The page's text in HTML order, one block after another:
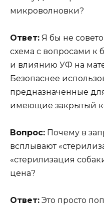
микроволновки?
Ответ: Я бы не
схема с вопросами к
и влиянию УФ на
Безопаснее
предназначенные
имеющие закрытый
Вопрос: Почему в
всплывают
«стерилизация
цена?
Ответ: Это просто